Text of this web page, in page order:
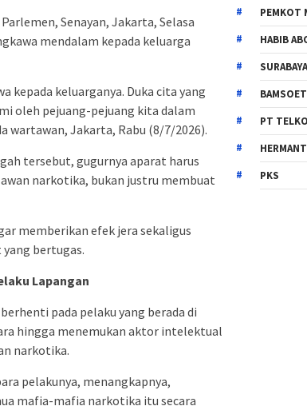
Senayan, Jakarta, Selasa
mendalam kepada keluarga
kepada keluarganya. Duka cita yang
oleh pejuang-pejuang kita dalam
wartawan, Jakarta, Rabu (8/7/2026).
tersebut, gugurnya aparat harus
narkotika, bukan justru membuat
memberikan efek jera sekaligus
bertugas.
Lapangan
pada pelaku yang berada di
hingga menemukan aktor intelektual
narkotika.
pelakunya, menangkapnya,
mafia-mafia narkotika itu secara
PEMKOT
HABIB
BAMSOET
PT
PKS